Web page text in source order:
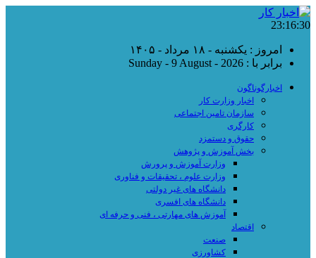
23:16:31
امروز : یکشنبه - ۱۸ مرداد - ۱۴۰۵
برابر با : Sunday - 9 August - 2026
اخبارگوناگون
اخبار وزارت کار
سازمان تامین اجتماعی
کارگری
حقوق و دستمزد
بخش آموزش و پژوهش
وزارت آموزش و پرورش
وزارت علوم ، تحقیقات و فناوری
دانشگاه های غیر دولتی
دانشگاه های افسری
آموزش های مهارتی ، فنی و حرفه ای
اقتصاد
صنعت
کشاورزی